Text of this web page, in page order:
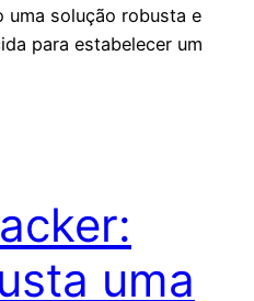
uma solução robusta e
para estabelecer um
uma